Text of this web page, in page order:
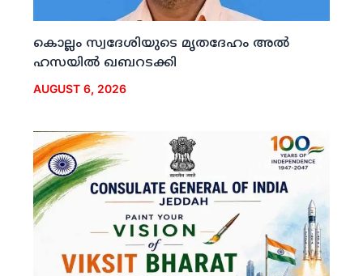
കൊല്ലം സ്വദേശിയുടെ മൃതദേഹം അല്‍
ഹസയില്‍ ഖബറടക്കി
AUGUST 6, 2026